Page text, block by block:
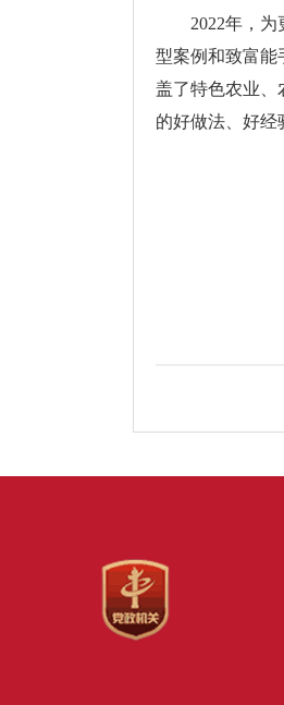
2022年，为更
型案例和致富能
盖了特色农业、
的好做法、好经